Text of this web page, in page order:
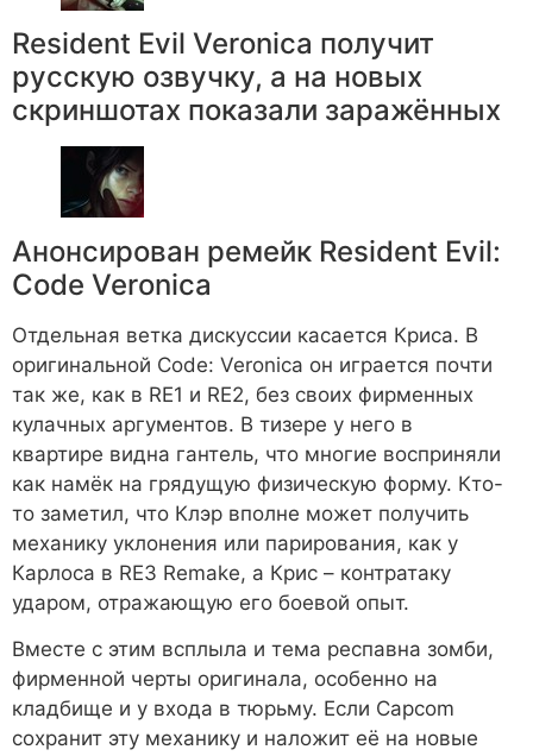
Resident Evil Veronica получит
русскую озвучку, а на новых
скриншотах показали заражённых
Анонсирован ремейк Resident Evil:
Code Veronica
Отдельная ветка дискуссии касается Криса. В
оригинальной Code: Veronica он играется почти
так же, как в RE1 и RE2, без своих фирменных
кулачных аргументов. В тизере у него в
квартире видна гантель, что многие восприняли
как намёк на грядущую физическую форму. Кто-
то заметил, что Клэр вполне может получить
механику уклонения или парирования, как у
Карлоса в RE3 Remake, а Крис – контратаку
ударом, отражающую его боевой опыт.
Вместе с этим всплыла и тема респавна зомби,
фирменной черты оригинала, особенно на
кладбище и у входа в тюрьму. Если Capcom
сохранит эту механику и наложит её на новые